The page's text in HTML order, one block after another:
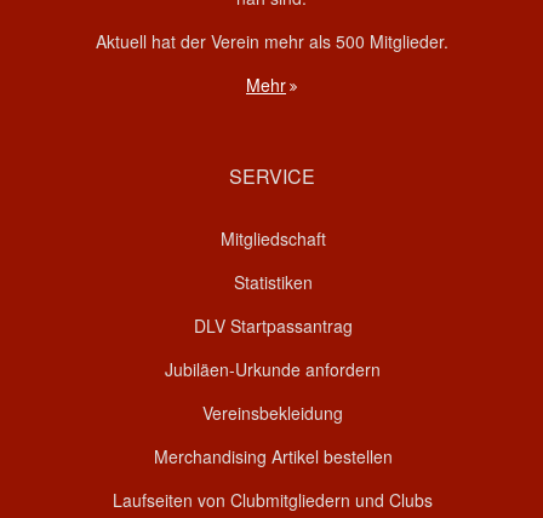
Aktuell hat der Verein mehr als 500 Mitglieder.
Mehr
SERVICE
Mitgliedschaft
Statistiken
DLV Startpassantrag
Jubiläen-Urkunde anfordern
Vereinsbekleidung
Merchandising Artikel bestellen
Laufseiten von Clubmitgliedern und Clubs